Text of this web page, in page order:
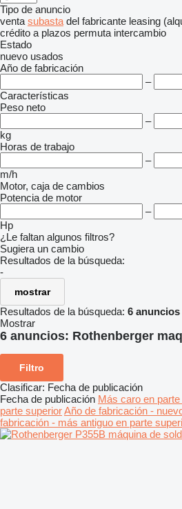
Tipo de anuncio
venta subasta del fabricante leasing
crédito a plazos permuta intercambio
Estado
nuevo usados
Año de fabricación
–
Características
Peso neto
–
kg
Horas de trabajo
–
m/h
Motor, caja de cambios
Potencia de motor
–
Hp
¿Le faltan algunos filtros?
Sugiera un cambio
Resultados de la búsqueda:
-
mostrar
Resultados de la búsqueda: 6 anuncios
Mostrar
6 anuncios: Rothenberger
Filtro
Clasificar: Fecha de publicación
Fecha de publicación Más caro en
parte superiorAño de fabricación -
fabricación - más antiguo en parte